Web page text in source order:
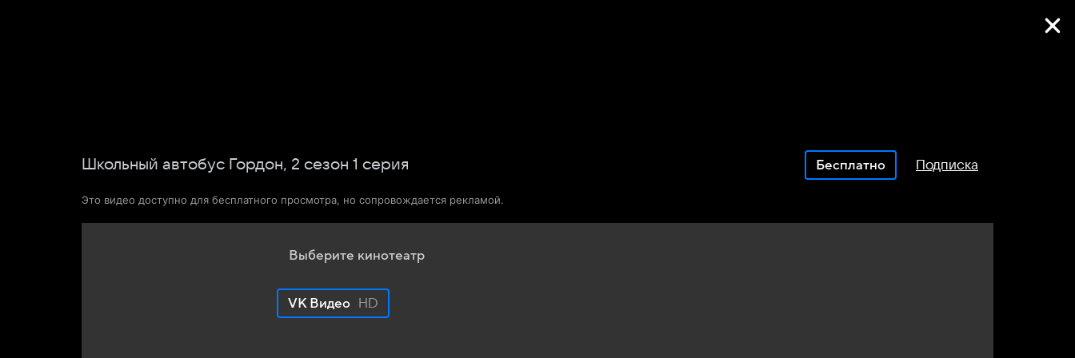
Школьный автобус Гордон, 2 сезон 1 серия
Это видео доступно для бесплатного просмотра, но сопровождается рекламой.
Бесплатно Подписка
Выберите кинотеатр
VK Видео HD